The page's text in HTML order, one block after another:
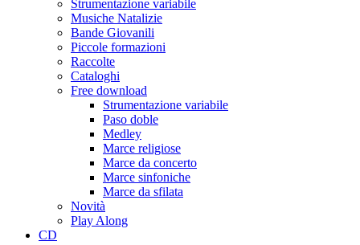
Strumentazione variabile
Musiche Natalizie
Bande Giovanili
Piccole formazioni
Raccolte
Cataloghi
Free download
Strumentazione variabile
Paso doble
Medley
Marce religiose
Marce da concerto
Marce sinfoniche
Marce da sfilata
Novità
Play Along
CD